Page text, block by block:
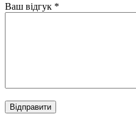
Ваш відгук *